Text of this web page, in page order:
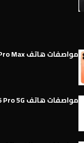
مواصفات هاتف Oppo A7 Pro Max كاملة
مواصفات هاتف Oppo Reno 16 Pro 5G كاملة